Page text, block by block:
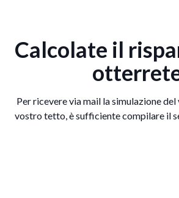
Calcolate il
Per ricevere via mail la simulazione
vostro tetto, è sufficiente compilare il